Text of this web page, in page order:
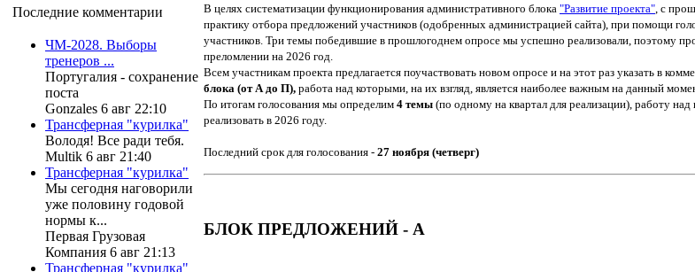
Последние комментарии
ЧМ-2028. Выборы
тренеров ...
Португалия - сохранение
поста
Gonzales 6 авг 22:10
Трансферная "курилка"
Володя! Все ради тебя.
Multik 6 авг 21:40
Трансферная "курилка"
Мы сегодня наговорили
уже половину годовой
нормы к...
Первая Грузовая
Компания 6 авг 21:13
Трансферная "курилка"
В целях систематизации функционирования административного блока "Развитие проекта" , c
практику отбора предложений участников (одобренных администрацией сайта), при помощи
участников. Три темы победившие в прошлогоднем опросе мы успешно реализовали, поэтому
преломлении на 2026 год.
Всем участникам проекта предлагается поучаствовать новом опросе и на этот раз указать в
блока (от А до П), работа над которыми, на их взгляд, является наиболее важным на данный
По итогам голосования мы определим 4 темы (по одному на квартал для реализации) , работу
реализовать в 2026 году.
Последний срок для голосования - 27 ноября (четверг)
БЛОК ПРЕДЛОЖЕНИЙ - А